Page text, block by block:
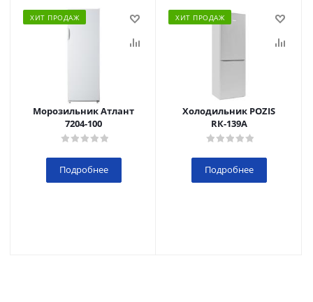
ХИТ ПРОДАЖ
Морозильник Атлант
7204-100
Подробнее
ХИТ ПРОДАЖ
Холодильник POZIS
RК-139А
Подробнее